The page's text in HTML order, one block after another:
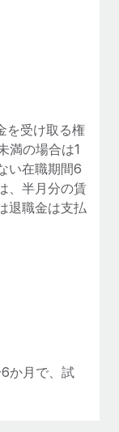
約社員管理
る規模の企業が
できるようにす
法
を受け取る権
満の場合は1
い在職期間6
、半月分の賃
退職金は支払
か月で、試